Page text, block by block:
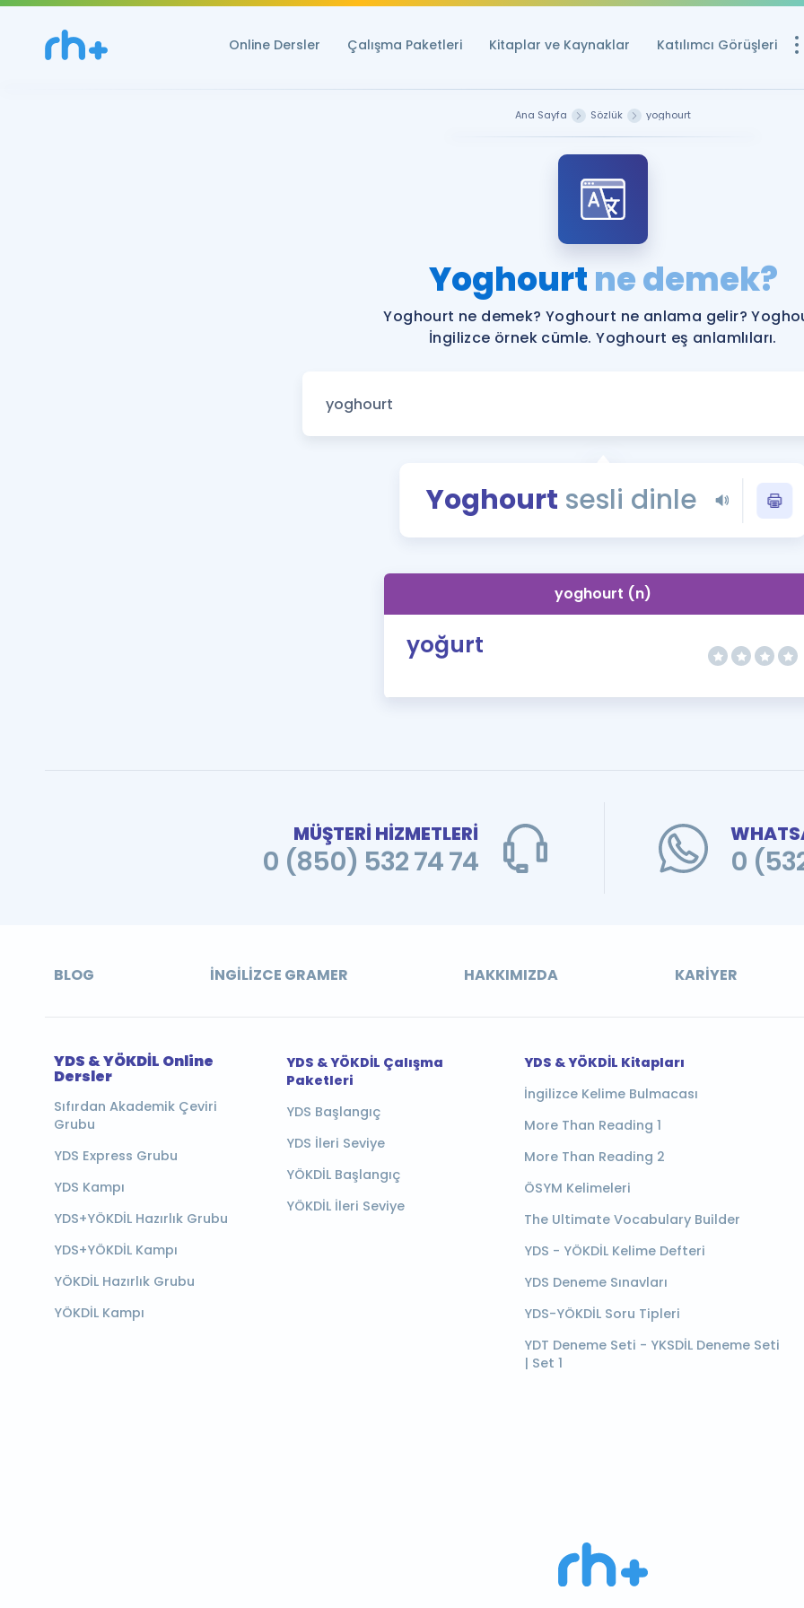
Online Dersler Çalışma Paketleri Kitaplar ve Kaynaklar Katılımcı Görüşleri
YDS ve YÖKDİL
YDS ve YÖKDİL'e
Tüm ÖSYM
YDS - YÖKDİL
İngilizce Gramer
Ana Sayfa Sözlük yoghourt
Yoghourtne demek?
Yoghourt ne demek? Yoghourt ne anlama gelir?
İngilizce örnek cümle. Yoghourt eş anlamlıları.
Yoghourt sesli dinle
yoghourt (n)
yoğurt
MÜŞTERİ HİZMETLERİ
0 (850) 532 74 74 0
BLOG İNGILIZCE GRAMER HAKKIMIZDA KARIYER
YDS & YÖKDİL Online
Dersler
Sıfırdan Akademik Çeviri
Grubu
YDS Express Grubu
YDS Kampı
YDS+YÖKDİL Hazırlık Grubu
YDS+YÖKDİL Kampı
YÖKDİL Hazırlık Grubu
YÖKDİL Kampı
YDS & YÖKDİL Çalışma
Paketleri
YDS Başlangıç
YDS İleri Seviye
YÖKDİL Başlangıç
YÖKDİL İleri Seviye
YDS & YÖKDİL Kitapları
İngilizce Kelime Bulmacası
More Than Reading 1
More Than Reading 2
ÖSYM Kelimeleri
The Ultimate Vocabulary Builder
YDS - YÖKDİL Kelime Defteri
YDS Deneme Sınavları
YDS-YÖKDİL Soru Tipleri
YDT Deneme Seti - YKSDİL Deneme Seti
| Set 1